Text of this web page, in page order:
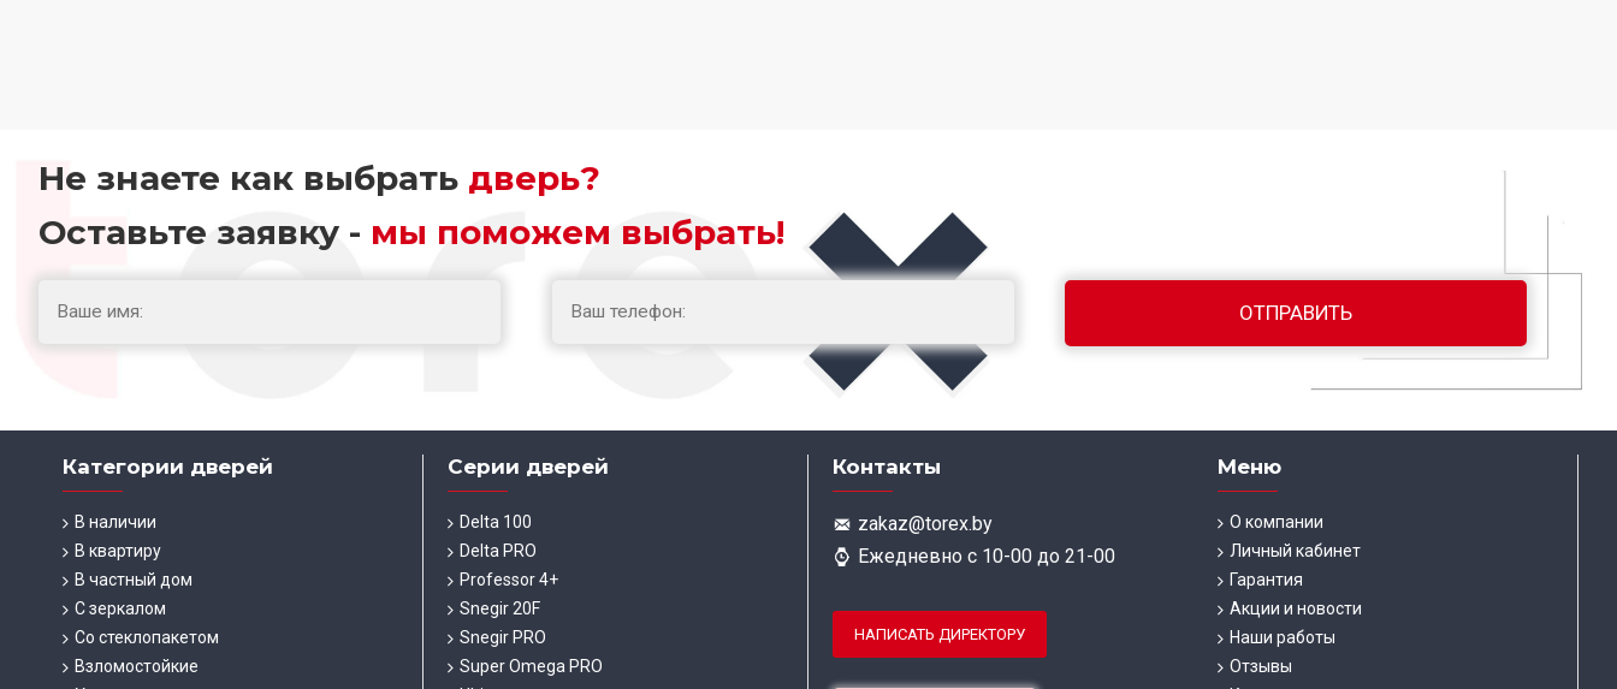
Не знаете как выбрать дверь?
Оставьте заявку - мы поможем выбрать!
Категории дверей
В наличии
В квартиру
В частный дом
С зеркалом
Со стеклопакетом
Взломостойкие
Серии дверей
Delta 100
Delta PRO
Professor 4+
Snegir 20F
Snegir PRO
Super Omega PRO
Контакты
zakaz@torex.by
Ежедневно с 10-00 до 21-00
НАПИСАТЬ ДИРЕКТОРУ
Меню
О компании
Личный кабинет
Гарантия
Акции и новости
Наши работы
Отзывы